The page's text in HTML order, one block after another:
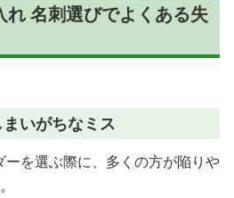
れ 名刺選びでよくある失
いがちなミス
ーを選ぶ際に、多くの方が陥りや